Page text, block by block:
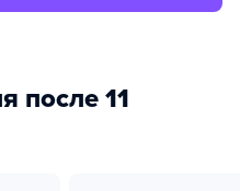
после 11